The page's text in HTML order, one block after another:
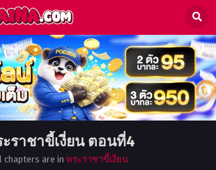
ราชาขี้เงี่ยน ตอนที่4
chapters are in พระราชาขี้เงี่ยน